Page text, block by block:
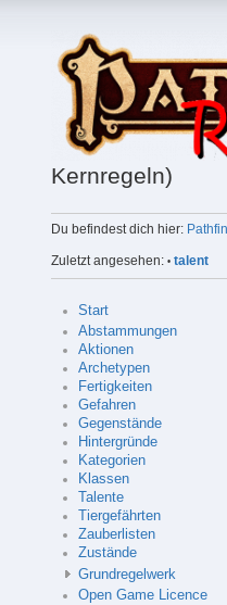
Kernregeln)
Du befindest dich hier:
Zuletzt angesehen: • talent
Start
Abstammungen
Aktionen
Archetypen
Fertigkeiten
Gefahren
Gegenstände
Hintergründe
Kategorien
Klassen
Talente
Tiergefährten
Zauberlisten
Zustände
Grundregelwerk
Open Game Licence